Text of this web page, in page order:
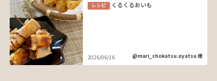
レシピ くるくるおいも
2026/06/16 @mari_chokatsu.oyatsu 様